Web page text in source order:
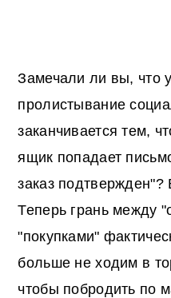
Замечали ли вы, что
пролистывание
заканчивается тем,
ящик попадает
заказ
Теперь грань между
"покупками"
больше не ходим в
чтобы побродить по